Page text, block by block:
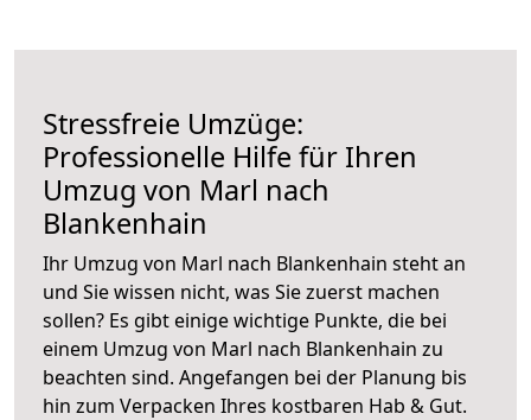
Stressfreie Umzüge:
Professionelle Hilfe für Ihren
Umzug von Marl nach
Blankenhain
Ihr Umzug von Marl nach Blankenhain steht an
und Sie wissen nicht, was Sie zuerst machen
sollen? Es gibt einige wichtige Punkte, die bei
einem Umzug von Marl nach Blankenhain zu
beachten sind. Angefangen bei der Planung bis
hin zum Verpacken Ihres kostbaren Hab & Gut.